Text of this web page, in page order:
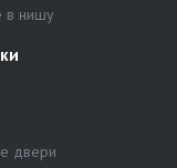
в нишу
двери